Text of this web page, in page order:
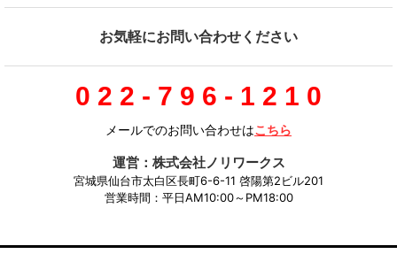
お気軽にお問い合わせください
0 2 2 - 7 9 6 - 1 2 1 0
メールでのお問い合わせはこちら
運営：株式会社ノリワークス
宮城県仙台市太白区長町6-6-11 啓陽第2ビル201
営業時間：平日AM10:00～PM18:00